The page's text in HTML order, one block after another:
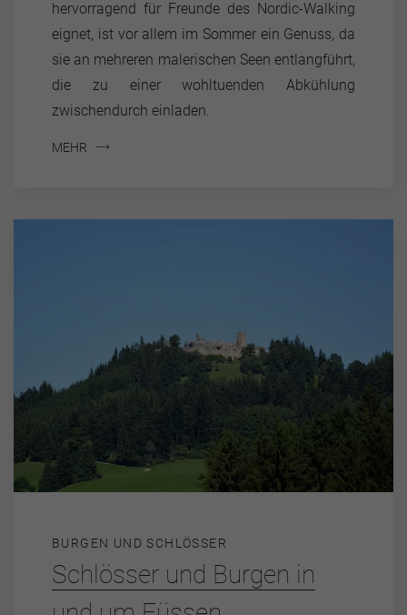
hervorragend für Freunde des Nordic-Walking
eignet, ist vor allem im Sommer ein Genuss, da
sie an mehreren malerischen Seen entlangführt,
die zu einer wohltuenden Abkühlung
zwischendurch einladen.
MEHR
BURGEN UND SCHLÖSSER
Schlösser und Burgen in